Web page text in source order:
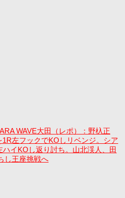
WAVE大田（レポ）：野杁正
左フックでKOしリベンジ。シア
イKOし返り討ち。山北渓人、田
し王座挑戦へ